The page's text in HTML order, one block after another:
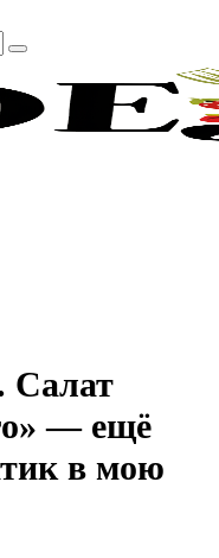
Салат
— ещё
в мою